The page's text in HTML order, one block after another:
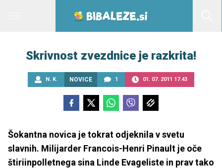
Skrivnost zvezdnice je razkrita!
N. K. NOVICE 1 01. 07. 2011 17.43
Šokantna novica je tokrat odjeknila v svetu
slavnih. Milijarder Francois-Henri Pinault je oče
štiriinpolletnega sina Linde Evageliste in prav tako